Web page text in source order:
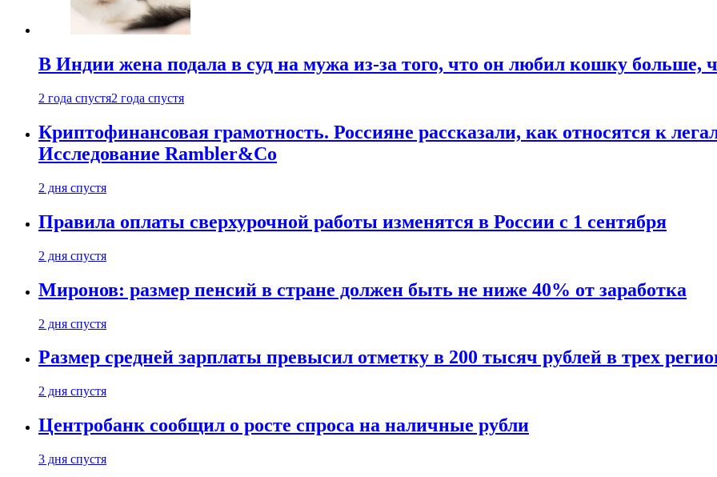
В Индии жена подала в суд на мужа из-за того, что он любил кошку больше,
2 года спустя2 года спустя
Криптофинансовая грамотность. Россияне рассказали, как относятся к
Исследование Rambler&Co
2 дня спустя
Правила оплаты сверхурочной работы изменятся в России с 1 сентября
2 дня спустя
Миронов: размер пенсий в стране должен быть не ниже 40% от заработка
2 дня спустя
Размер средней зарплаты превысил отметку в 200 тысяч рублей в трех
2 дня спустя
Центробанк сообщил о росте спроса на наличные рубли
3 дня спустя